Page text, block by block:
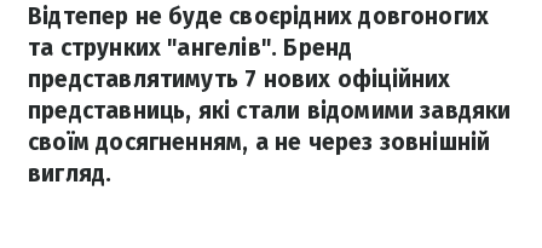
Відтепер не буде своєрідних довгоногих
та струнких "ангелів". Бренд
представлятимуть 7 нових офіційних
представниць, які стали відомими завдяки
своїм досягненням, а не через зовнішній
вигляд.